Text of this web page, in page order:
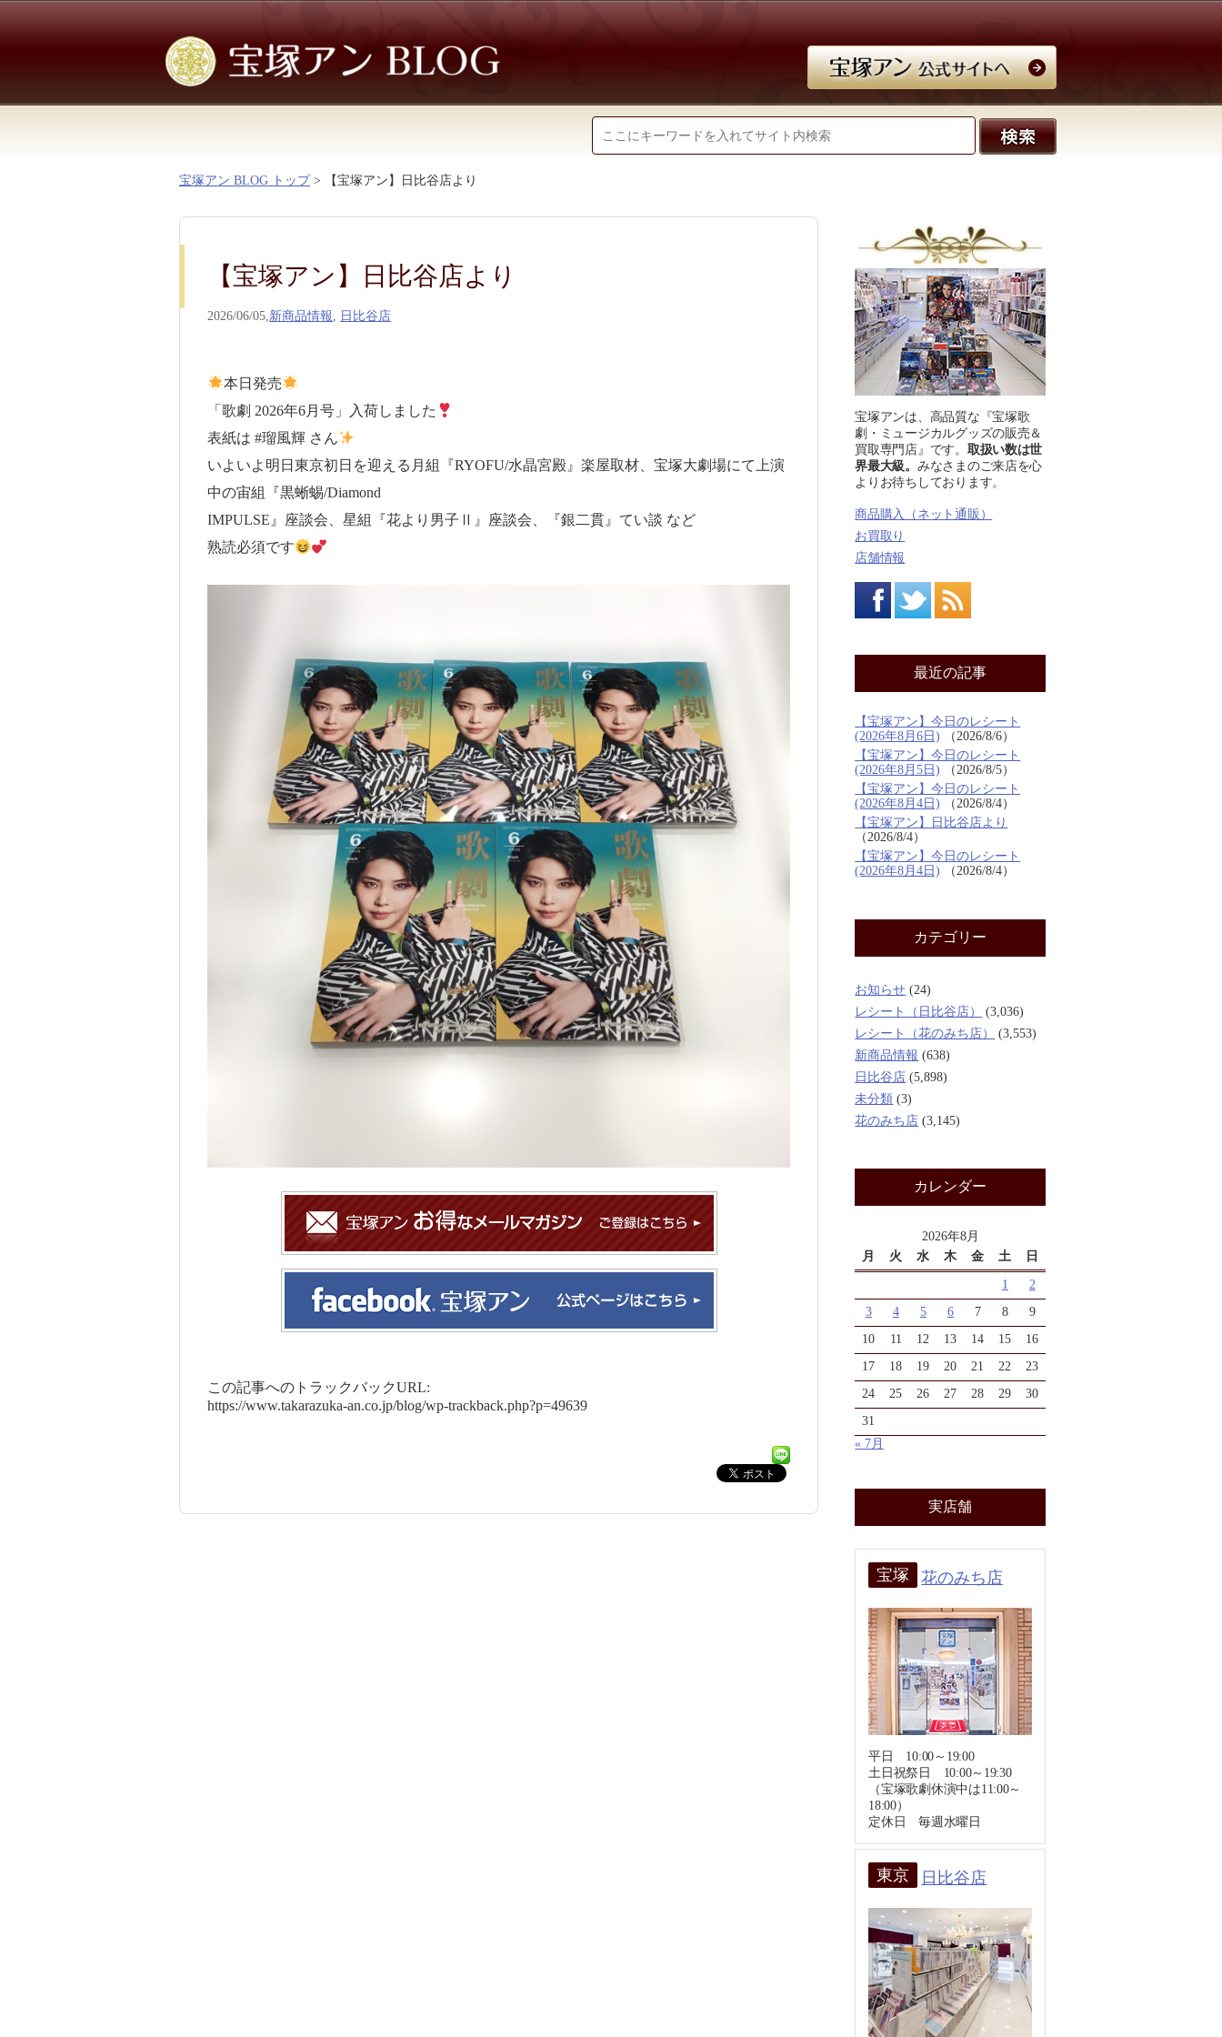
宝塚アン BLOG トップ > 【宝塚アン】日比谷店より
【宝塚アン】日比谷店より
2026/06/05,新商品情報, 日比谷店
本日発売
「歌劇 2026年6月号」入荷しました
表紙は #瑠風輝 さん
いよいよ明日東京初日を迎える月組『RYOFU/水晶宮殿』楽屋取材、宝塚大劇場にて上演
中の宙組『黒蜥蜴/Diamond
IMPULSE』座談会、星組『花より男子Ⅱ』座談会、『銀二貫』てい談 など
熟読必須です
この記事へのトラックバックURL:
https://www.takarazuka-an.co.jp/blog/wp-trackback.php?p=49639
宝塚アンは、高品質な『宝塚歌
劇・ミュージカルグッズの販売＆
買取専門店』です。 取扱い数は世
界最大級。 みなさまのご来店を心
よりお待ちしております。
商品購入（ネット通販）
お買取り
店舗情報
最近の記事
【宝塚アン】今日のレシート
(2026年8月6日)
2026/8/6
【宝塚アン】今日のレシート
(2026年8月5日)
2026/8/5
【宝塚アン】今日のレシート
(2026年8月4日)
2026/8/4
【宝塚アン】日比谷店より
2026/8/4
【宝塚アン】今日のレシート
(2026年8月4日)
2026/8/4
カテゴリー
お知らせ (24)
レシート（日比谷店）
(3,036)
レシート（花のみち店）
(3,553)
新商品情報 (638)
日比谷店 (5,898)
未分類 (3)
花のみち店 (3,145)
カレンダー
2026年8月
月
火 水 木 金 土 日
1
2
3
4 5 6 7 8
9
10
11 12 13 14 15
16
17
18 19 20 21 22
23
24
25 26 27 28 29
30
31
« 7月
実店舗
宝塚 花のみち店
平日 10:00～19:00
土日祝祭日 10:00～19:30
（宝塚歌劇休演中は11:00～
18:00）
定休日 毎週水曜日
東京 日比谷店